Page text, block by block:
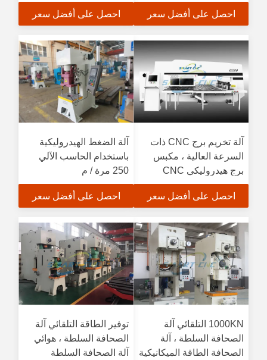
احصل على أفضل سعر احصل على أفضل سعر
آلة تخريم برج CNC ذات
السرعة العالية ، مكبس
برج هيدروليكي CNC
احصل على أفضل سعر
آلة الضغط الهيدروليكية
باستخدام الحاسب الآلي
250 مرة / م
احصل على أفضل سعر
1000KN التلقائي آلة
الصحافة السلطة ، آلة
الصحافة الطاقة الميكانيكية
توفير الطاقة التلقائي آلة
الصحافة السلطة ، هوائي
آلة الصحافة السلطة